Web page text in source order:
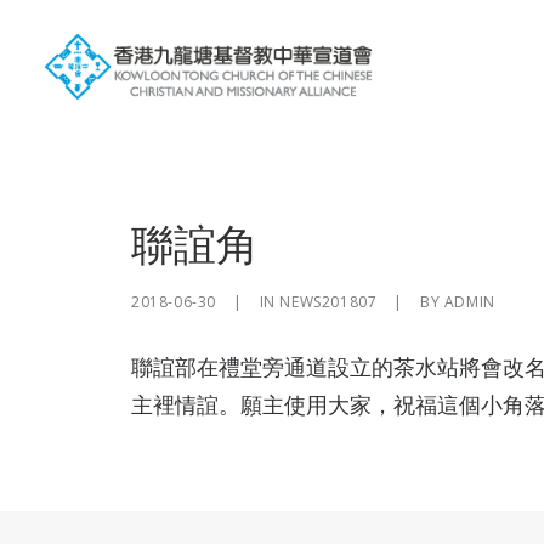
聯誼角
2018-06-30 | IN NEWS201807 | BY ADMIN
聯誼部在禮堂旁通道設立的茶水站將會改
主裡情誼。願主使用大家，祝福這個小角